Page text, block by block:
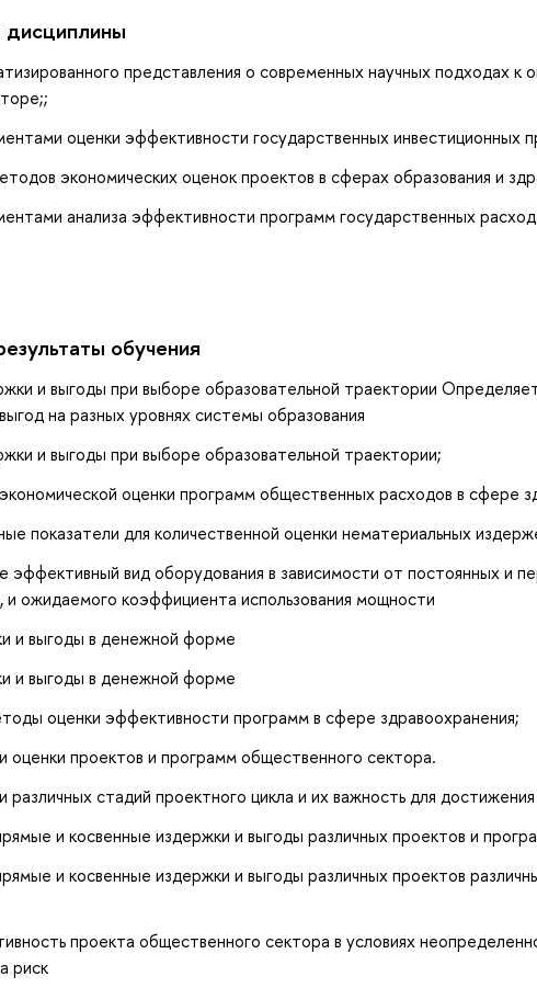
представления о современных научных подходах к
оценки эффективности государственных инвестиционных
экономических оценок проектов в сферах образования и
анализа эффективности программ государственных
обучения
и выгоды при выборе образовательной траектории
на разных уровнях системы образования
и выгоды при выборе образовательной траектории;
оценки программ общественных расходов в сфере
показатели для количественной оценки нематериальных
эффективный вид оборудования в зависимости от постоянных и
и ожидаемого коэффициента использования мощности
и выгоды в денежной форме
и выгоды в денежной форме
оценки эффективности программ в сфере здравоохранения;
оценки проектов и программ общественного сектора.
различных стадий проектного цикла и их важность для
и косвенные издержки и выгоды различных проектов и
и косвенные издержки и выгоды различных проектов
проекта общественного сектора в условиях
риск